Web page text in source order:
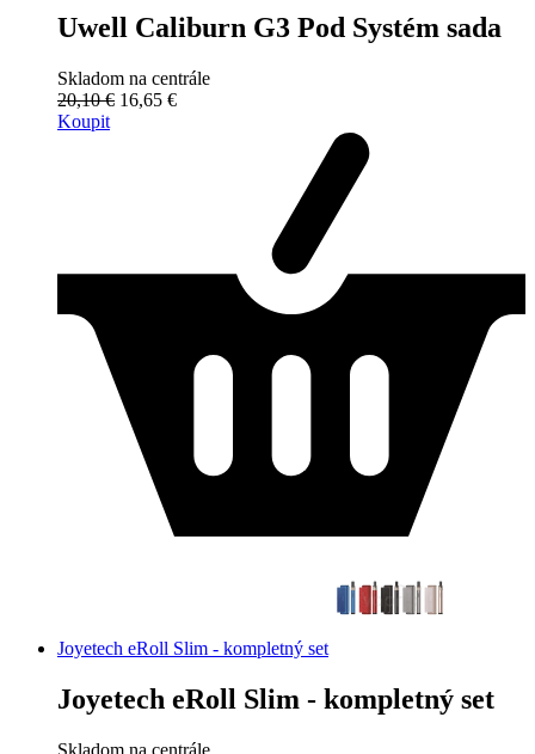
Uwell Caliburn G3 Pod Systém sada
Skladom na centrále
20,10 € 16,65 €
Koupit
Joyetech eRoll Slim - kompletný set
Joyetech eRoll Slim - kompletný set
Skladom na centrále